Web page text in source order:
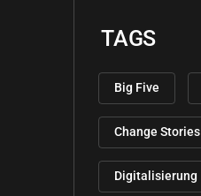
TAGS
Big Five
Change Stories
Digitalisierung